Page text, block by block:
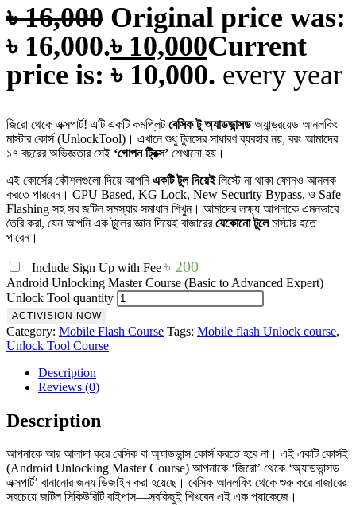
৳16,000 Original price was:
৳ 16,000.৳ 10,000Current
price is: ৳ 10,000. every year
জিরো থেকে এক্সপার্ট! এটি একটি কমপ্লিটবেসিক টু অ্যাডভান্সডঅ্যান্ড্রয়েড আনলকিং
মাস্টার কোর্স (UnlockTool)। এখানে শুধু টুলসের সাধারণ ব্যবহার নয়, বরং আমাদের
১৭ বছরের অভিজ্ঞতার সেই ‘গোপন ট্রিক্স’ শেখানো হয়।
এই কোর্সের কৌশলগুলো দিয়ে আপনিএকটি টুল দিয়েইলিস্টে না থাকা ফোনও আনলক
করতে পারবেন। CPU Based, KG Lock, New Security Bypass, ও Safe
Flashing সহ সব জটিল সমস্যার সমাধান শিখুন। আমাদের লক্ষ্য আপনাকে এমনভাবে
তৈরি করা, যেন আপনি এক টুলের জ্ঞান দিয়েই বাজারেরযেকোনো টুলেমাস্টার হতে
পারেন।
Include Sign Up with Fee ৳ 200
Android Unlocking Master Course (Basic to Advanced Expert)
Unlock Tool quantity
ACTIVISION NOW
Category: Mobile Flash Course Tags: Mobile flash Unlock course,
Unlock Tool Course
Description
Reviews (0)
Description
আপনাকে আর আলাদা করে বেসিক বা অ্যাডভান্স কোর্স করতে হবে না। এই একটি কোর্সই
(Android Unlocking Master Course) আপনাকে ‘জিরো’ থেকে ‘অ্যাডভান্সড
এক্সপার্ট’ বানানোর জন্য ডিজাইন করা হয়েছে। বেসিক আনলকিং থেকে শুরু করে বাজারের
সবচেয়ে জটিল সিকিউরিটি বাইপাস—সবকিছুই শিখবেন এই এক প্যাকেজে।